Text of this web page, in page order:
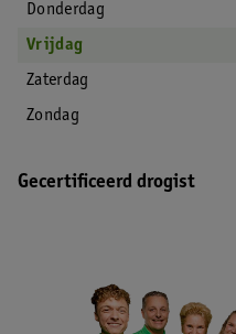
Donderdag
Vrijdag
Zaterdag
Zondag
Gecertificeerd drogist